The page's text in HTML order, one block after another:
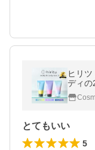
ヒリ
ディの
とてもいい
5